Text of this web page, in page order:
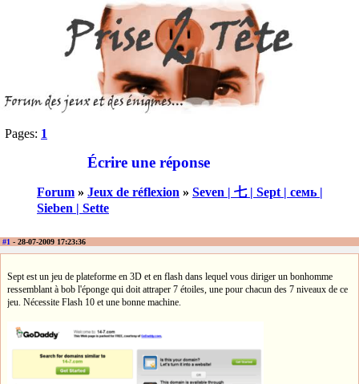
Pages: 1
Écrire une réponse
Forum » Jeux de réflexion » Seven | 七 | Sept | семь |
Sieben | Sette
#1 - 28-07-2009 17:23:36
Sept est un jeu de plateforme en 3D et en flash dans lequel vous diriger un bonhomme
ressemblant à bob l'éponge qui doit attraper 7 étoiles, une pour chacun des 7 niveaux de ce
jeu. Nécessite Flash 10 et une bonne machine.